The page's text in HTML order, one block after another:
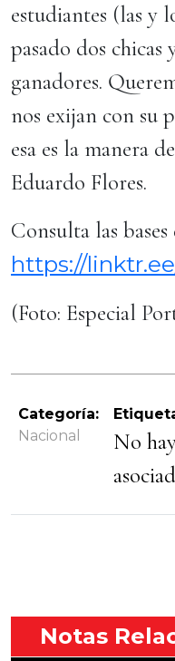
estudiantes (las y
pasado dos chicas
ganadores.
nos exijan con su
esa es la manera
Eduardo Flores.
Consulta las
https://
(Foto: Especial
Categoría:
Nacional
No
Notas